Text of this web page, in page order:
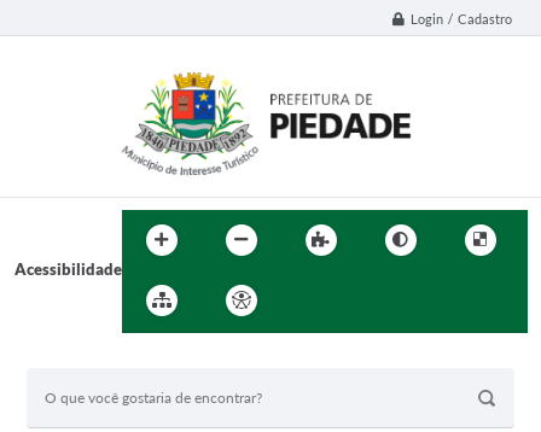
Login / Cadastro
Acessibilidade